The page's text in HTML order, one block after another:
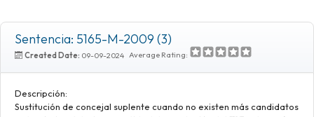
Sentencia: 5165-M-2009 (3)
Created Date: 09-09-2024 Average Rating:
Descripción:
Sustitución de concejal suplente cuando no existen más candidatos